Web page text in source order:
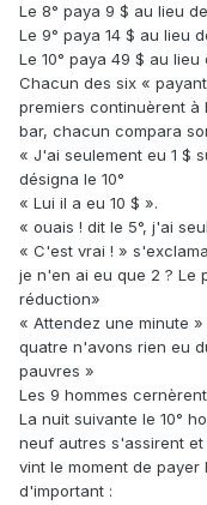
Le 8° paya 9 $ au lieu
Le 9° paya 14 $ au lieu
Le 10° paya 49 $ au
Chacun des six «
premiers continuèrent à
bar, chacun compara
« J'ai seulement eu 1 $
désigna le 10°
« Lui il a eu 10 $ ».
« ouais ! dit le 5°, j'ai
« C'est vrai ! »
je n'en ai eu que 2 ? Le
réduction»
« Attendez une minute
quatre n'avons rien eu
pauvres »
Les 9 hommes
La nuit suivante le 10°
neuf autres s'assirent
vint le moment de
d'important :